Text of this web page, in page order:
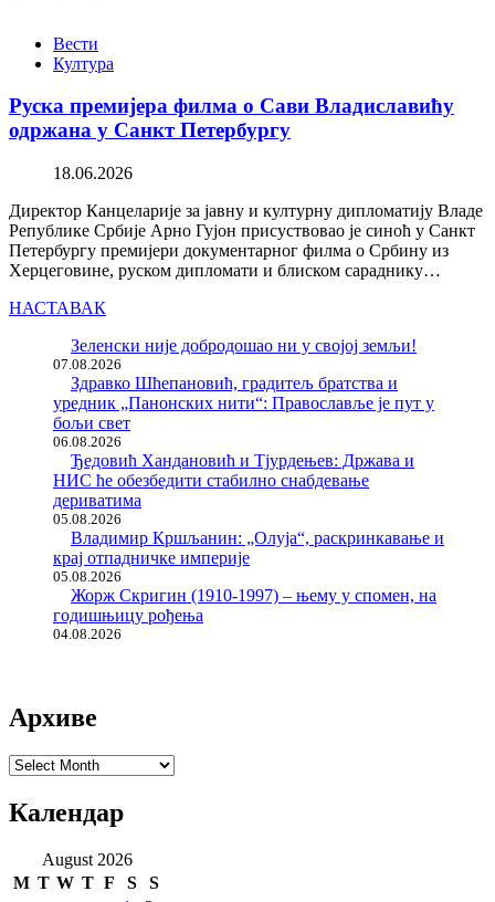
Вести
Култура
Руска премијера филма о Сави Владиславићу
одржана у Санкт Петербургу
18.06.2026
Директор Канцеларије за јавну и културну дипломатију Владе
Републике Србије Арно Гујон присуствовао је синоћ у Санкт
Петербургу премијери документарног филма о Србину из
Херцеговине, руском дипломати и блиском сараднику…
НАСТАВАК
Зеленски није добродошао ни у својој земљи!
07.08.2026
Здравко Шћепановић, градитељ братства и
уредник „Панонских нити“: Православље је пут у
бољи свет
06.08.2026
Ђедовић Хандановић и Тјурдењев: Држава и
НИС ће обезбедити стабилно снабдевање
дериватима
05.08.2026
Владимир Кршљанин: „Олуја“, раскринкавање и
крај отпадничке империје
05.08.2026
Жорж Скригин (1910-1997) – њему у спомен, на
годишњицу рођења
04.08.2026
Архиве
Архиве
Календар
August 2026
M T W T F S
S